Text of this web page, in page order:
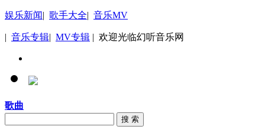
娱乐新闻| 歌手大全| 音乐MV
| 音乐专辑| MV专辑 | 欢迎光临幻听音乐网
歌曲
搜 索